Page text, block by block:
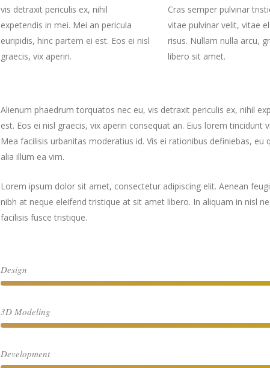
vis detraxit periculis ex, nihil
expetendis in mei. Mei an pericula
euripidis, hinc partem ei est. Eos ei nisl
graecis, vix aperiri.
Cras semper pulvinar
vitae pulvinar velit, vitae
risus. Nullam nulla arcu,
libero sit amet.
Alienum phaedrum torquatos nec eu, vis detraxit periculis ex, nihil
est. Eos ei nisl graecis, vix aperiri consequat an. Eius lorem
Mea facilisis urbanitas moderatius id. Vis ei rationibus definiebas,
alia illum ea vim.
Lorem ipsum dolor sit amet, consectetur adipiscing elit. Aenean
nibh at neque eleifend tristique at sit amet libero. In aliquam in nisl
facilisis fusce tristique.
Design
3D Modeling
Development